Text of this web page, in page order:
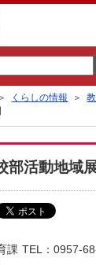
くらしの情報 ＞
部活動地域
課 TEL：0957-